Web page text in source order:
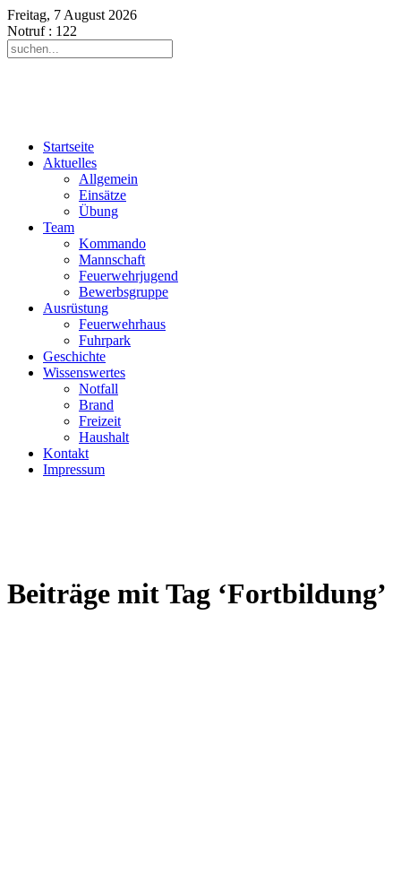
Freitag, 7 August 2026
Notruf: 122
Startseite
Aktuelles
Allgemein
Einsätze
Übung
Team
Kommando
Mannschaft
Feuerwehrjugend
Bewerbsgruppe
Ausrüstung
Feuerwehrhaus
Fuhrpark
Geschichte
Wissenswertes
Notfall
Brand
Freizeit
Haushalt
Kontakt
Impressum
Beiträge mit Tag ‘Fortbildung’